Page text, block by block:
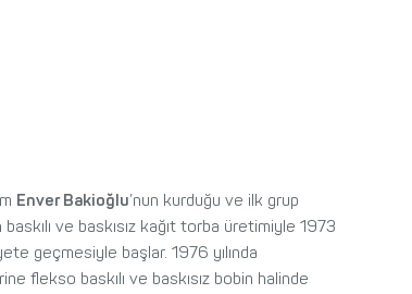
Enver Bakioğlu’nun kurduğu ve ilk grup
baskılı ve baskısız kağıt torba üretimiyle 1973
geçmesiyle başlar. 1976 yılında
flekso baskılı ve baskısız bobin halinde